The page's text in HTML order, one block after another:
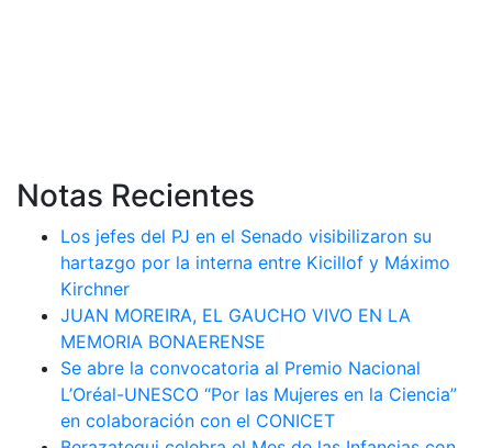
Notas Recientes
Los jefes del PJ en el Senado visibilizaron su
hartazgo por la interna entre Kicillof y Máximo
Kirchner
JUAN MOREIRA, EL GAUCHO VIVO EN LA
MEMORIA BONAERENSE
Se abre la convocatoria al Premio Nacional
L’Oréal-UNESCO “Por las Mujeres en la Ciencia”
en colaboración con el CONICET